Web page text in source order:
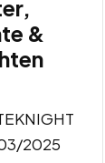
&
2025